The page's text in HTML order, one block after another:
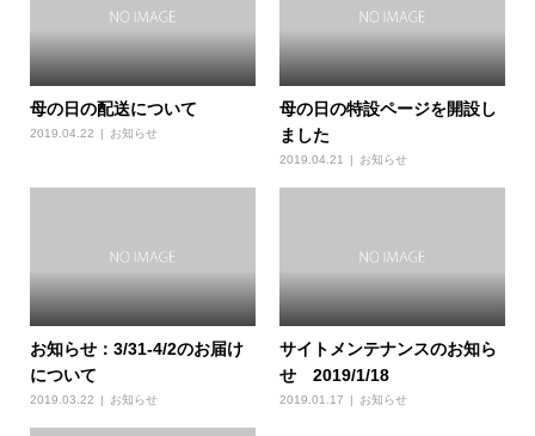
母の日の配送について
2019.04.22 お知らせ
母の日の特設ページを開設し
ました
2019.04.21 お知らせ
お知らせ：3/31-4/2のお届け
について
2019.03.22 お知らせ
サイトメンテナンスのお知ら
せ 2019/1/18
2019.01.17 お知らせ